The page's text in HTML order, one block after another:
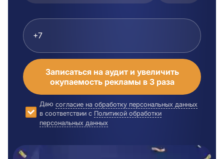
Записаться на аудит и увеличить
окупаемость рекламы в 3 раза
Даю согласие на обработку персональных данных
в соответствии с Политикой обработки
персональных данных